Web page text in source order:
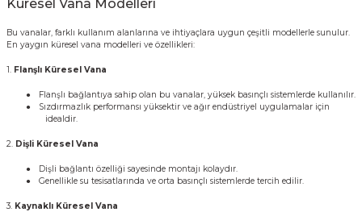
Küresel Vana Modelleri
Bu vanalar, farklı kullanım alanlarına ve ihtiyaçlara uygun çeşitli modellerle sunulur.
En yaygın küresel vana modelleri ve özellikleri:
1. Flanşlı Küresel Vana
●
Flanşlı bağlantıya sahip olan bu vanalar, yüksek basınçlı sistemlerde kullanılır.
●
Sızdırmazlık performansı yüksektir ve ağır endüstriyel uygulamalar için
idealdir.
2. Dişli Küresel Vana
●
Dişli bağlantı özelliği sayesinde montajı kolaydır.
●
Genellikle su tesisatlarında ve orta basınçlı sistemlerde tercih edilir.
3. Kaynaklı Küresel Vana